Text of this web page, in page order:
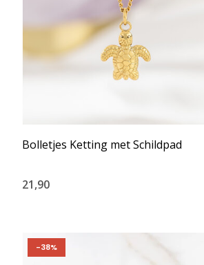
Bolletjes Ketting met Schildpad
21,90
-38%